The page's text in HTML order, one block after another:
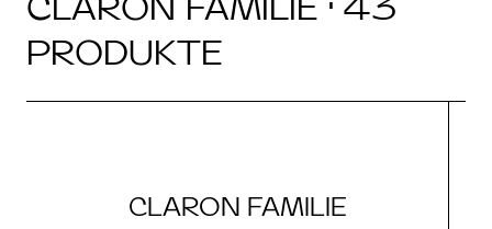
PRODUKTE
CLARON FAMILIE